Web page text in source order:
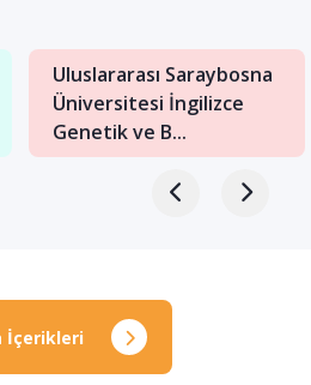
Budapeşte’de Mimarlık
Bölümü Olan
Üniversiteler
İçerikleri